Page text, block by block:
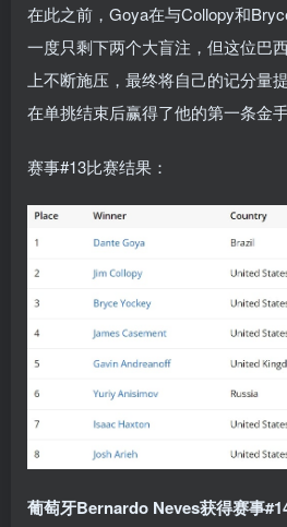
在此之前，Goya在与Collopy和
一度只剩下两个大盲注，但这位巴
上不断施压，最终将自己的记分量
在单挑结束后赢得了他的第一条金
赛事#13比赛结果：
葡萄牙Bernardo Neves获得赛事